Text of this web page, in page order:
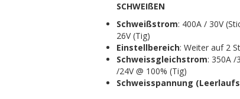
SCHWEIßEN
Schweißstrom: 400A / 30V
26V (Tig)
Einstellbereich: Weiter auf 2
Schweissgleichstrom: 350A
/24V @ 100% (Tig)
Schweisspannung